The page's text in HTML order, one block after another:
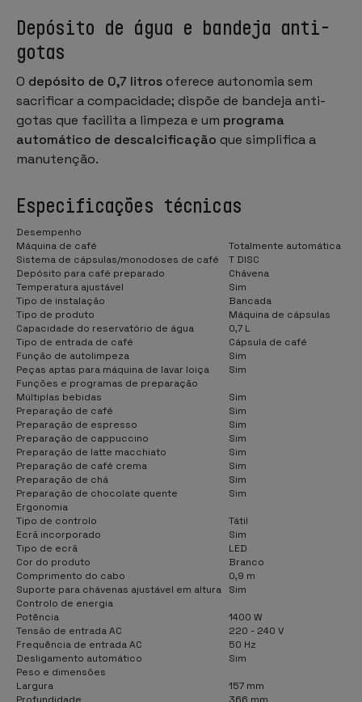
Depósito de água e bandeja anti-
gotas
O depósito de 0,7 litros oferece autonomia sem
sacrificar a compacidade; dispõe de bandeja anti-
gotas que facilita a limpeza e um programa
automático de descalcificação que simplifica a
manutenção.
Especificações técnicas
Desempenho
Máquina de café
Totalmente automática
Sistema de cápsulas/monodoses de café
T DISC
Depósito para café preparado
Chávena
Temperatura ajustável
Sim
Tipo de instalação
Bancada
Tipo de produto
Máquina de cápsulas
Capacidade do reservatório de água
0,7 L
Tipo de entrada de café
Cápsula de café
Função de autolimpeza
Sim
Peças aptas para máquina de lavar loiça
Sim
Funções e programas de preparação
Múltiplas bebidas
Sim
Preparação de café
Sim
Preparação de espresso
Sim
Preparação de cappuccino
Sim
Preparação de latte macchiato
Sim
Preparação de café crema
Sim
Preparação de chá
Sim
Preparação de chocolate quente
Sim
Ergonomia
Tipo de controlo
Tátil
Ecrã incorporado
Sim
Tipo de ecrã
LED
Cor do produto
Branco
Comprimento do cabo
0,9 m
Suporte para chávenas ajustável em altura
Sim
Controlo de energia
Potência
1400 W
Tensão de entrada AC
220 - 240 V
Frequência de entrada AC
50 Hz
Desligamento automático
Sim
Peso e dimensões
Largura
157 mm
Profundidade
366 mm